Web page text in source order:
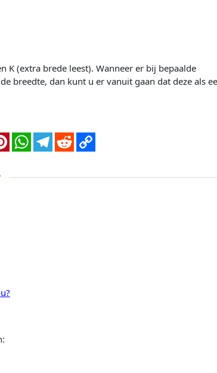
K (extra brede leest). Wanneer er bij bepaalde
breedte, dan kunt u er vanuit gaan dat deze als